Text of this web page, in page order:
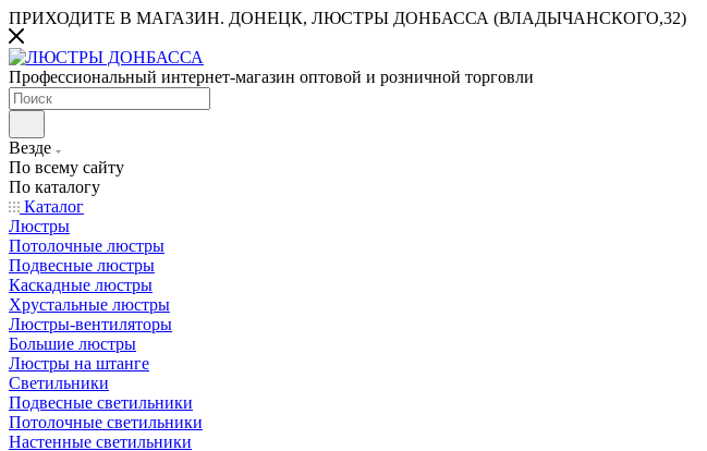
ПРИХОДИТЕ В МАГАЗИН. ДОНЕЦК, ЛЮСТРЫ ДОНБАССА (ВЛАДЫЧАНСКОГО,32)
Профессиональный интернет-магазин оптовой и розничной торговли
Везде
По всему сайту
По каталогу
Каталог
Люстры
Потолочные люстры
Подвесные люстры
Каскадные люстры
Хрустальные люстры
Люстры-вентиляторы
Большие люстры
Люстры на штанге
Светильники
Подвесные светильники
Потолочные светильники
Настенные светильники